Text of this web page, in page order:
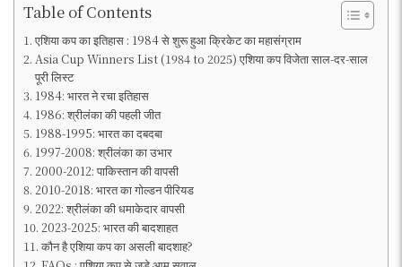
Table of Contents
एशिया कप का इतिहास : 1984 से शुरू हुआ क्रिकेट का महासंग्राम
Asia Cup Winners List (1984 to 2025) एशिया कप विजेता साल-दर-साल
पूरी लिस्ट
1984: भारत ने रचा इतिहास
1986: श्रीलंका की पहली जीत
1988-1995: भारत का दबदबा
1997-2008: श्रीलंका का उभार
2000-2012: पाकिस्तान की वापसी
2010-2018: भारत का गोल्डन पीरियड
2022: श्रीलंका की धमाकेदार वापसी
2023-2025: भारत की बादशाहत
कौन है एशिया कप का असली बादशाह?